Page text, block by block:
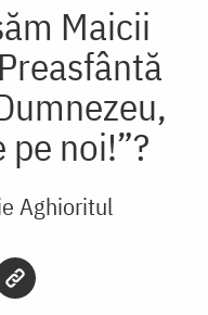
Maicii
noi!”?
Aghioritul